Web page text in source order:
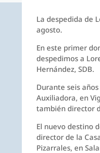
La despedida de
agosto.
En este primer
despedimos a
Hernández, SDB.
Durante seis
Auxiliadora, en
también director
El nuevo destino
director de la
Pizarrales, en